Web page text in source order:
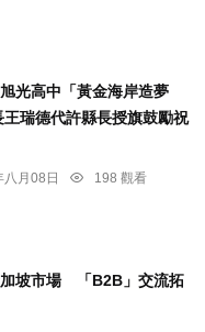
光高中「黃金海岸造夢
瑞德代許縣長授旗鼓勵祝
月08日
198 觀看
坡市場 「B2B」交流拓